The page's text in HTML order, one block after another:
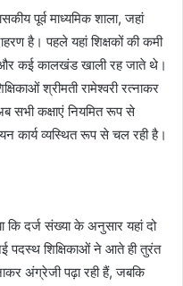
पूर्व माध्यमिक शाला, जहां
है। पहले यहां शिक्षकों की कमी
और कई कालखंड खाली रह जाते थे।
श्रीमती रामेश्वरी रत्नाकर
सभी कक्षाएं नियमित रूप से
कार्य व्यस्थित रूप से चल रही है।
कि दर्ज संख्या के अनुसार यहां दो
पदस्थ शिक्षिकाओं ने आते ही तुरंत
अंग्रेजी पढ़ा रही हैं, जबकि